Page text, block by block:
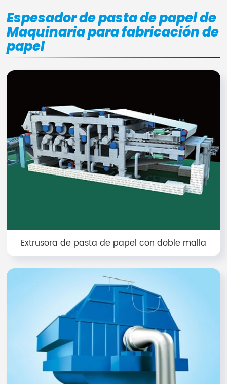
Espesador de pasta de papel de
Maquinaria para fabricación de
papel
Extrusora de pasta de papel con doble malla